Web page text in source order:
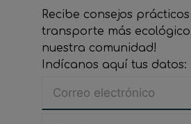
Recibe consejos
transporte más
nuestra comunidad!
Indícanos aquí tus datos: